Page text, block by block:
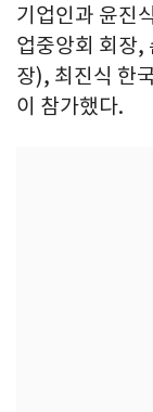
기업인과 윤진
업중앙회 회장,
장), 최진식 한
이 참가했다.